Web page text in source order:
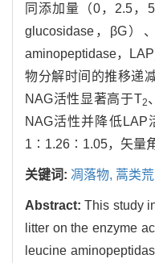
同添加量（0，2.5，
glucosidase，βG）
aminopeptidase，
物分解时间的推移递
NAG活性显著高于T2
NAG活性并降低LAP
1∶1.26∶1.05，矢量角
关键词: 凋落物, 蒿类
Abstract:This study
litter on the enzyme
leucine